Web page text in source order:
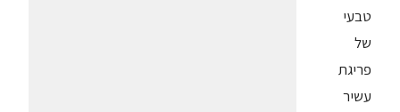
טבעי
של
פריגת
עשיר